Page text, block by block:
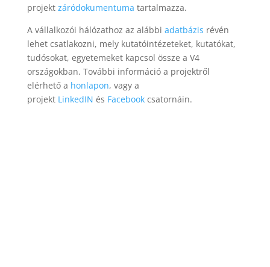
projekt záródokumentuma tartalmazza.
A vállalkozói hálózathoz az alábbi adatbázis révén
lehet csatlakozni, mely kutatóintézeteket, kutatókat,
tudósokat, egyetemeket kapcsol össze a V4
országokban. További információ a projektről
elérhető a honlapon, vagy a
projekt LinkedIN és Facebookcsatornáin.